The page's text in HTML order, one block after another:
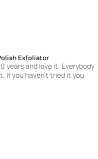
Exfoliator
years and love it. Everybody
If you haven't tried it you